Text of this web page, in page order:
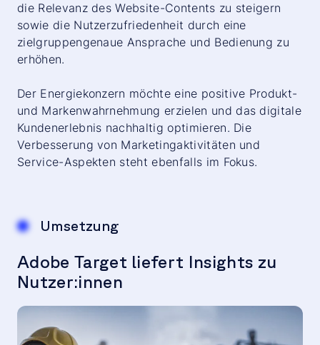
die Relevanz des Website-Contents zu steigern
sowie die Nutzerzufriedenheit durch eine
zielgruppengenaue Ansprache und Bedienung zu
erhöhen.
Der Energiekonzern möchte eine positive Produkt-
und Markenwahrnehmung erzielen und das digitale
Kundenerlebnis nachhaltig optimieren. Die
Verbesserung von Marketingaktivitäten und
Service-Aspekten steht ebenfalls im Fokus.
Umsetzung
Adobe Target liefert Insights zu
Nutzer:innen